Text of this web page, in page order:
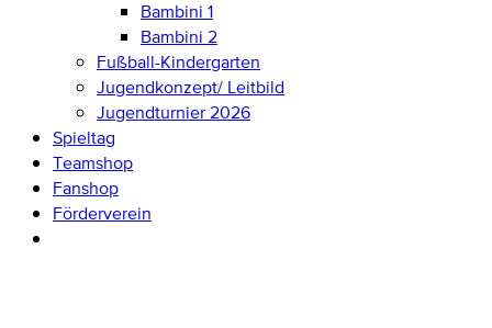
Bambini 1
Bambini 2
Fußball-Kindergarten
Jugendkonzept/ Leitbild
Jugendturnier 2026
Spieltag
Teamshop
Fanshop
Förderverein